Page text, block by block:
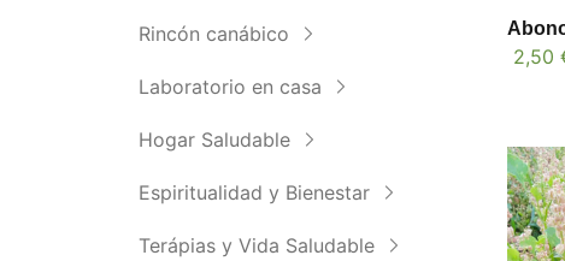
Rincón canábico
Laboratorio en casa
Hogar Saludable
Espiritualidad y Bienestar
Terápias y Vida Saludable
2,50